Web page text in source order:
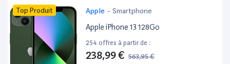
Top Produit Apple - Smartphone
Apple iPhone 13 128Go
254 offres à partir de :
238,99 € 563,95 €